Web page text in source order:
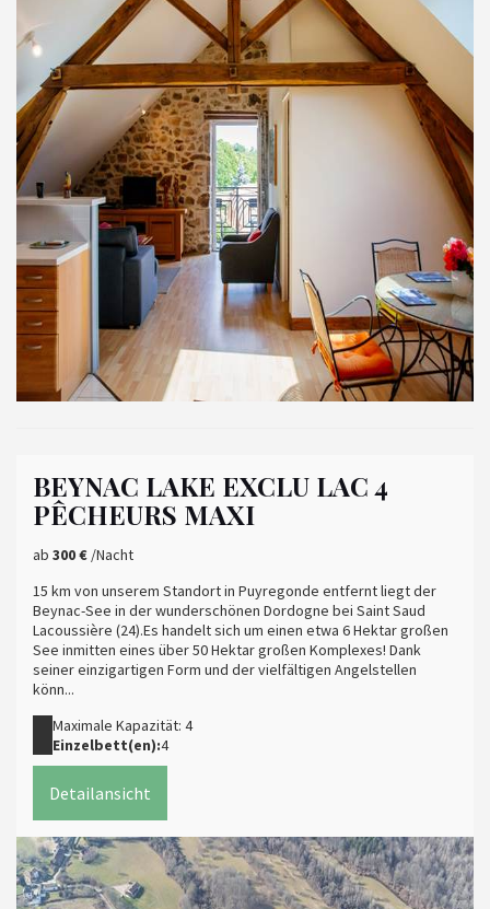
BEYNAC LAKE EXCLU LAC 4
PÊCHEURS MAXI
ab 300 € /Nacht
15 km von unserem Standort in Puyregonde entfernt liegt der
Beynac-See in der wunderschönen Dordogne bei Saint Saud
Lacoussière (24).Es handelt sich um einen etwa 6 Hektar großen
See inmitten eines über 50 Hektar großen Komplexes! Dank
seiner einzigartigen Form und der vielfältigen Angelstellen
könn...
Maximale Kapazität: 4
Einzelbett(en):4
Detailansicht